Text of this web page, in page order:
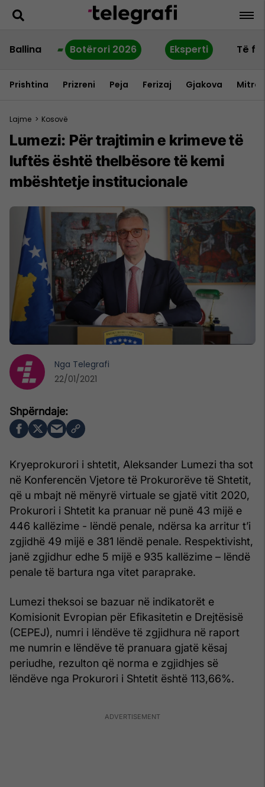
Ballina Botërori 2026 Eksperti Të
Prishtina Prizreni Peja Ferizaj Gjakova
Lajme > Kosovë
Lumezi: Për trajtimin e krimeve të
luftës është thelbësore të kemi
mbështetje institucionale
Kryeprokurori i shtetit, Aleksander Lumezi tha sot
në Konferencën Vjetore të Prokurorëve të Shtetit,
që u mbajt në mënyrë virtuale se gjatë vitit 2020,
Prokurori i Shtetit ka pranuar në punë 43 mijë e
446 kallëzime - lëndë penale, ndërsa ka arritur t’i
zgjidhë 49 mijë e 381 lëndë penale. Respektivisht,
janë zgjidhur edhe 5 mijë e 935 kallëzime – lëndë
penale të bartura nga vitet paraprake.
Lumezi theksoi se bazuar në indikatorët e
Komisionit Evropian për Efikasitetin e Drejtësisë
(CEPEJ), numri i lëndëve të zgjidhura në raport
me numrin e lëndëve të pranuara gjatë kësaj
periudhe, rezulton që norma e zgjidhjes së
lëndëve nga Prokurori i Shtetit është 113,66%.
Nga Telegrafi
22/01/2021